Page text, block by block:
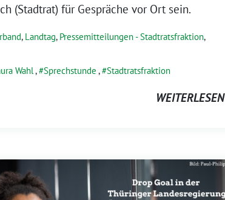
(Stadtrat) für Gespräche vor Ort sein.
, Landtag, Pressemitteilungen - Stadtratsfraktion,
Wahl, Sprechstunde , Stadtratsfraktion
WEITERLESEN